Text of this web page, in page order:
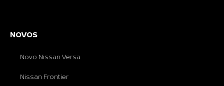
NOVOS
Novo Nissan Versa
Nissan Frontier